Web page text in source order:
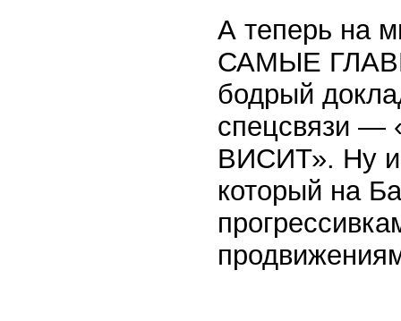
А теперь на
САМЫЕ
бодрый
спецсвязи —
ВИСИТ». Ну и
который на